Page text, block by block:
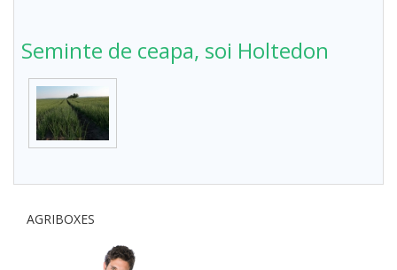
Seminte de ceapa, soi Holtedon
AGRIBOXES